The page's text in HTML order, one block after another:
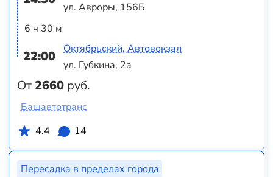
6 ч 30 м
22:00
От2660 руб.
ул. Авроры, 156Б
Октябрьский, Автовокзал
ул. Губкина, 2а
Башавтотранс
4.4
14
Пересадка в пределах города